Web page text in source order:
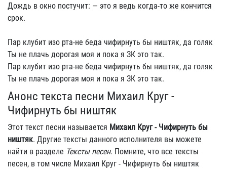
Дождь в окно постучит: — это я ведь когда-то же кончится
срок.
Пар клубит изо рта-не беда чифирнуть бы ништяк, да голяк
Ты не плачь дорогая моя и пока я ЗК это так.
Пар клубит изо рта-не беда чифирнуть бы ништяк, да голяк
Ты не плачь дорогая моя и пока я ЗК это так.
Анонс текста песни Михаил Круг -
Чифирнуть бы ништяк
Этот текст песни называется Михаил Круг - Чифирнуть бы
ништяк. Другие тексты данного исполнителя вы можете
найти в разделе Тексты песен. Помните, что все тексты
песен, в том числе Михаил Круг - Чифирнуть бы ништяк